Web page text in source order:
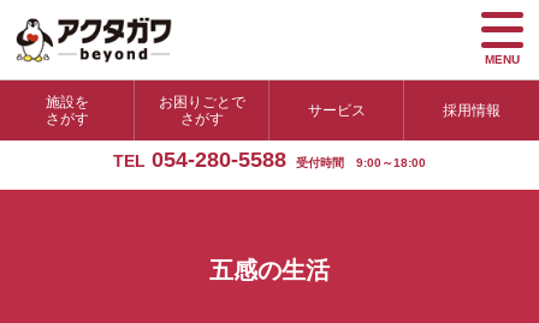
施設を
さがす
お困りごとで
さがす
サービス 採用情報
TEL 054-280-5588 受付時間 9:00～18:00
MENU
五感の生活